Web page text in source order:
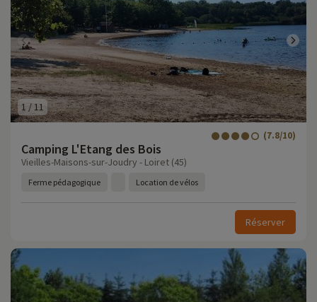
1 /11
Camping L'Etang des Bois
(7.8/10)
Vieilles-Maisons-sur-Joudry - Loiret (45)
Ferme pédagogique Location de vélos
Réserver